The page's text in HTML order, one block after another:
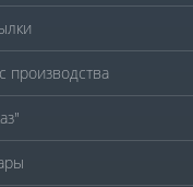
производства